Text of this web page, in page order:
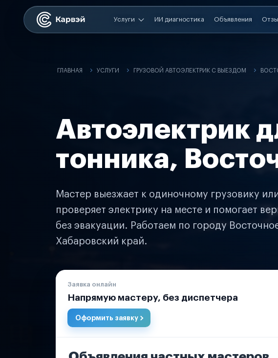
Услуги ИИ диагностика Объявления
ГЛАВНАЯ УСЛУГИ ГРУЗОВОЙ АВТОЭЛЕКТРИК С ВЫЕЗДОМ
Автоэлектрик
тонника,
Мастер выезжает к одиночному грузовику
проверяет электрику на месте и помогает
без эвакуации. Работаем по городу
Хабаровский край.
Заявка онлайн
Напрямую мастеру, без диспетчера
Оформить заявку